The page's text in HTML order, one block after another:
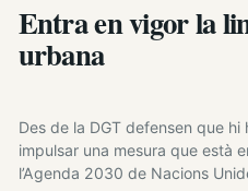
Entra en vigor la
urbana
Des de la DGT defensen que
impulsar una mesura que està
l’Agenda 2030 de Nacions